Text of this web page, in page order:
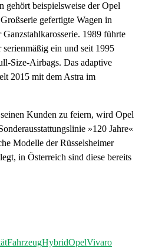
gehört beispielsweise der Opel
gefertigte Wagen in
1989 führte
ein und seit 1995
Size-Airbags. Das adaptive
2015 mit dem Astra im
Kunden zu feiern, wird Opel
»120 Jahre«
Modelle der Rüsselsheimer
in Österreich sind diese bereits
FahrzeugHybridOpelVivaro